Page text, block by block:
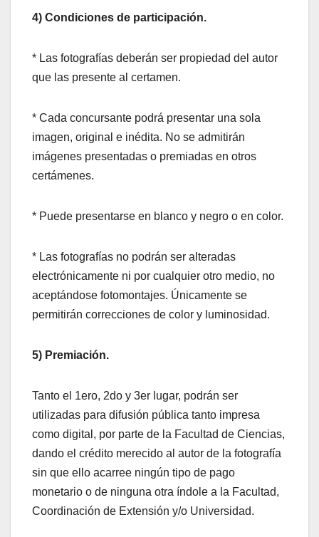
4) Condiciones de participación.
* Las fotografías deberán ser propiedad del autor
que las presente al certamen.
* Cada concursante podrá presentar una sola
imagen, original e inédita. No se admitirán
imágenes presentadas o premiadas en otros
certámenes.
* Puede presentarse en blanco y negro o en color.
* Las fotografías no podrán ser alteradas
electrónicamente ni por cualquier otro medio, no
aceptándose fotomontajes. Únicamente se
permitirán correcciones de color y luminosidad.
5) Premiación.
Tanto el 1ero, 2do y 3er lugar, podrán ser
utilizadas para difusión pública tanto impresa
como digital, por parte de la Facultad de Ciencias,
dando el crédito merecido al autor de la fotografía
sin que ello acarree ningún tipo de pago
monetario o de ninguna otra índole a la Facultad,
Coordinación de Extensión y/o Universidad.